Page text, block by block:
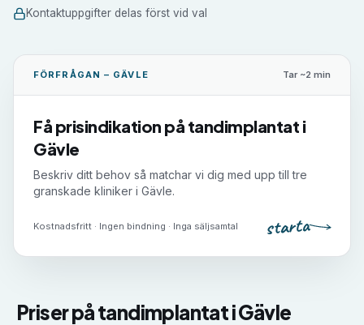
Kontaktuppgifter delas först vid val
FÖRFRÅGAN – GÄVLE Tar ~2 min
Få prisindikation på tandimplantat i
Gävle
Beskriv ditt behov så matchar vi dig med upp till tre
granskade kliniker i Gävle.
Kostnadsfritt · Ingen bindning · Inga säljsamtal starta
Priser påtandimplantatiGävle